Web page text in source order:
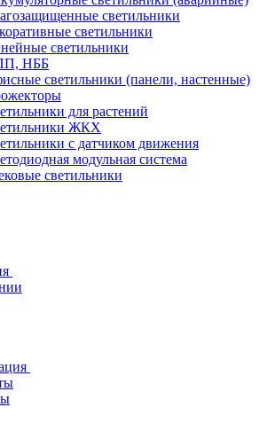
светильники
светильники
светильники
НББ
светильники (панели, настенные)
для растений
ЖКХ
с датчиком движения
модульная система
светильники